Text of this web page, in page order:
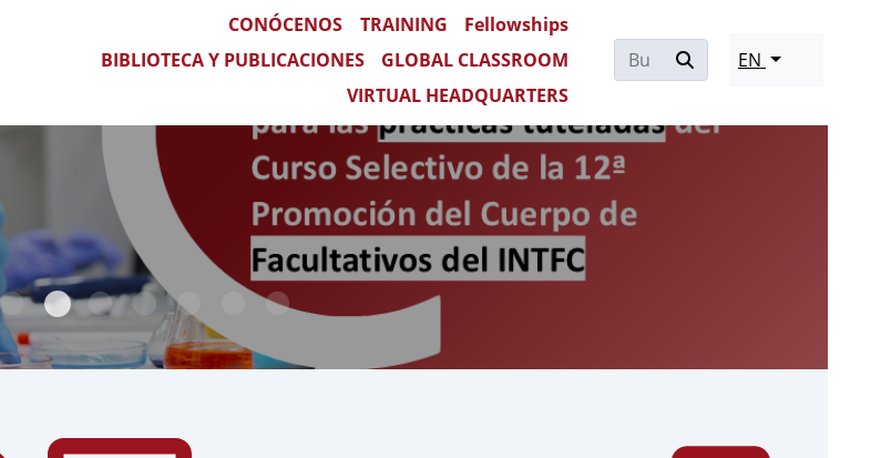
Main navigation
CONÓCENOS TRAINING
Fellowships
BIBLIOTECA Y PUBLICACIONES
GLOBAL CLASSROOM
VIRTUAL HEADQUARTERS
EN